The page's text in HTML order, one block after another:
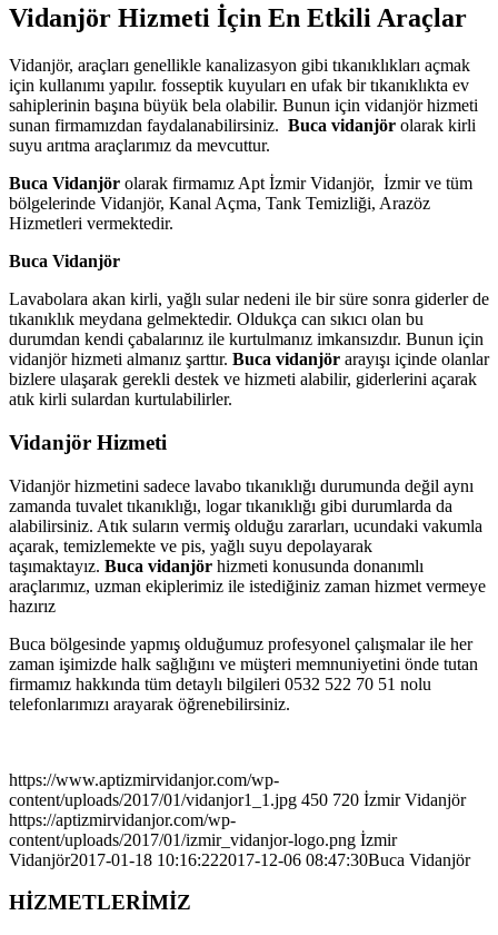
Vidanjör Hizmeti İçin En Etkili Araçlar
Vidanjör, araçları genellikle kanalizasyon gibi tıkanıklıkları açmak
için kullanımı yapılır. fosseptik kuyuları en ufak bir tıkanıklıkta ev
sahiplerinin başına büyük bela olabilir. Bunun için vidanjör hizmeti
sunan firmamızdan faydalanabilirsiniz. Buca vidanjör olarak kirli
suyu arıtma araçlarımız da mevcuttur.
Buca Vidanjör olarak firmamız Apt İzmir Vidanjör, İzmir ve tüm
bölgelerinde Vidanjör, Kanal Açma, Tank Temizliği, Arazöz
Hizmetleri vermektedir.
Buca Vidanjör
Lavabolara akan kirli, yağlı sular nedeni ile bir süre sonra giderler de
tıkanıklık meydana gelmektedir. Oldukça can sıkıcı olan bu
durumdan kendi çabalarınız ile kurtulmanız imkansızdır. Bunun için
vidanjör hizmeti almanız şarttır. Buca vidanjör arayışı içinde olanlar
bizlere ulaşarak gerekli destek ve hizmeti alabilir, giderlerini açarak
atık kirli sulardan kurtulabilirler.
Vidanjör Hizmeti
Vidanjör hizmetini sadece lavabo tıkanıklığı durumunda değil aynı
zamanda tuvalet tıkanıklığı, logar tıkanıklığı gibi durumlarda da
alabilirsiniz. Atık suların vermiş olduğu zararları, ucundaki vakumla
açarak, temizlemekte ve pis, yağlı suyu depolayarak
taşımaktayız. Buca vidanjör hizmeti konusunda donanımlı
araçlarımız, uzman ekiplerimiz ile istediğiniz zaman hizmet vermeye
hazırız
Buca bölgesinde yapmış olduğumuz profesyonel çalışmalar ile her
zaman işimizde halk sağlığını ve müşteri memnuniyetini önde tutan
firmamız hakkında tüm detaylı bilgileri 0532 522 70 51 nolu
telefonlarımızı arayarak öğrenebilirsiniz.
https://www.aptizmirvidanjor.com/wp-
content/uploads/2017/01/vidanjor1_1.jpg 450 720 İzmir Vidanjör
https://aptizmirvidanjor.com/wp-
content/uploads/2017/01/izmir_vidanjor-logo.png İzmir
Vidanjör2017-01-18 10:16:222017-12-06 08:47:30Buca Vidanjör
HİZMETLERİMİZ